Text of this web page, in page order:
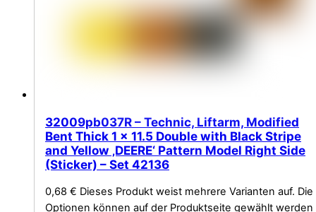
32009pb037R – Technic, Liftarm, Modified
Bent Thick 1 x 11.5 Double with Black Stripe
and Yellow ‚DEERE‘ Pattern Model Right Side
(Sticker) – Set 42136
0,68 € Dieses Produkt weist mehrere Varianten auf. Die
Optionen können auf der Produktseite gewählt werden